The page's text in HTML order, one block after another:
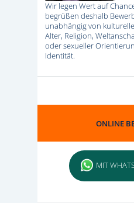
Wir legen Wert auf
begrüßen deshalb
unabhängig von
Alter, Religion,
oder sexueller
Identität.
ONLINE
MIT